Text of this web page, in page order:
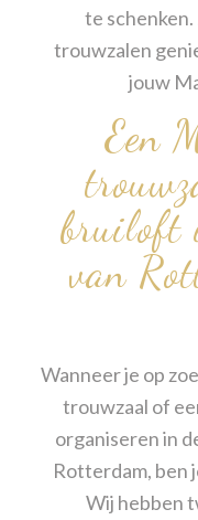
te schenken.
trouwzalen
jouw
Een
bruiloft
van
Wanneer je op
trouwzaal of
organiseren in
Rotterdam, ben
Wij hebben